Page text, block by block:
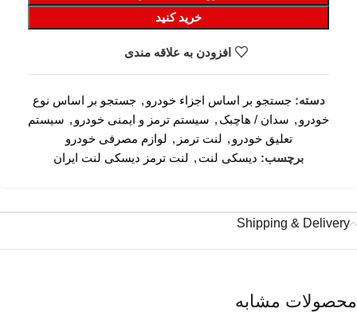
خرید کنید
افزودن به علاقه مندی
دسته: جستجو بر اساس اجزاء خودرو , جستجو بر اساس نوع
خودرو , سدان / هاچبک , سیستم ترمز و ایمنی خودرو , سیستم
تعلیق خودرو , لنت ترمز , لوازم مصرفی خودرو
برچسب: دیسکی لنت , لنت ترمز دیسکی لنت ایران
Shipping & Delivery
محصولات مشابه